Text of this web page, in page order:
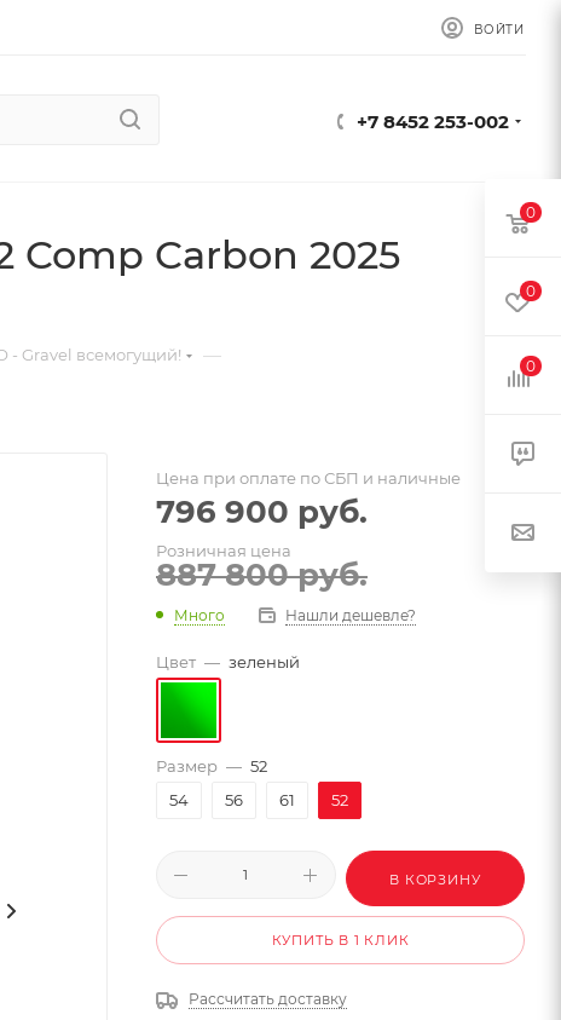
ВОЙТИ
+7 8452 253-002
Comp Carbon 2025
- Gravel всемогущий! —
Цена при оплате по СБП и наличные
796 900 руб.
Розничная цена
887 800руб.
Много Нашли дешевле?
Цвет — зеленый
Размер — 52
54
56 61 52
В КОРЗИНУ
КУПИТЬ В 1 КЛИК
Рассчитать доставку
0
0
0